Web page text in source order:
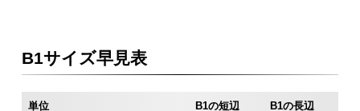
B1サイズ早見表
単位 B1の短辺 B1の長辺